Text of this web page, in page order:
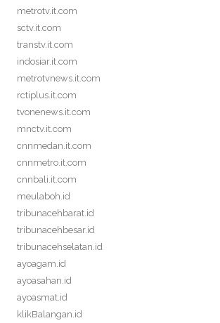
metrotv.it.com
sctv.it.com
transtv.it.com
indosiar.it.com
metrotvnews.it.com
rctiplus.it.com
tvonenews.it.com
mnctv.it.com
cnnmedan.it.com
cnnmetro.it.com
cnnbali.it.com
meulaboh.id
tribunacehbarat.id
tribunacehbesar.id
tribunacehselatan.id
ayoagam.id
ayoasahan.id
ayoasmat.id
klikBalangan.id